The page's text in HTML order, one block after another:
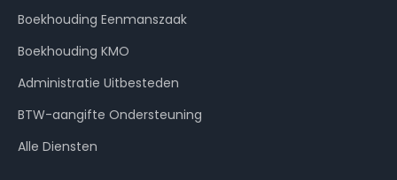
Boekhouding Eenmanszaak
Boekhouding KMO
Administratie Uitbesteden
BTW-aangifte Ondersteuning
Alle Diensten